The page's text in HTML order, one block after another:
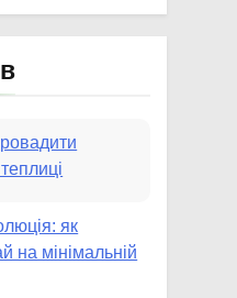
як
на мінімальній